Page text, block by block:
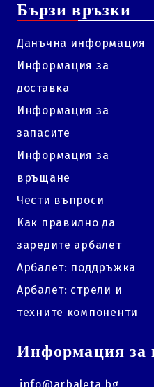
Бързи връзки
Данъчна информация
Информация за
доставка
Информация за
запасите
Информация за
връщане
Чести въпроси
Как правилно да
заредите арбалет
Арбалет: поддръжка
Арбалет: стрели и
техните компоненти
Информация за